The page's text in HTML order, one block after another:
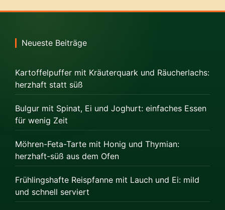
Neueste Beiträge
Kartoffelpuffer mit Kräuterquark und Räucherlachs:
herzhaft statt süß
Bulgur mit Spinat, Ei und Joghurt: einfaches Essen
für wenig Zeit
Möhren-Feta-Tarte mit Honig und Thymian:
herzhaft-süß aus dem Ofen
Frühlingshafte Reispfanne mit Lauch und Ei: mild
und schnell serviert